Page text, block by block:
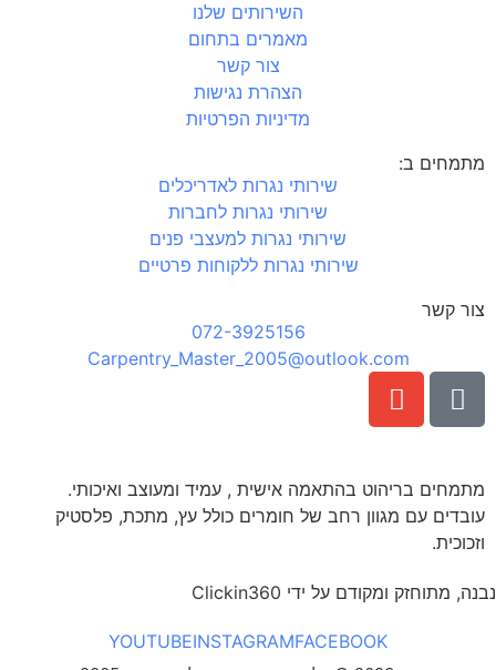
השירותים שלנו
מאמרים בתחום
צור קשר
הצהרת נגישות
מדיניות הפרטיות
מתמחים ב:
שירותי נגרות לאדריכלים
שירותי נגרות לחברות
שירותי נגרות למעצבי פנים
שירותי נגרות ללקוחות פרטיים
צור קשר
072-3925156
Carpentry_Master_2005@outlook.com
מתמחים בריהוט בהתאמה אישית , עמיד ומעוצב ואיכותי.
עובדים עם מגוון רחב של חומרים כולל עץ, מתכת, פלסטיק
וזכוכית.
נבנה, מתוחזק ומקודם על ידי Clickin360
FACEBOOK
INSTAGRAM
YOUTUBE